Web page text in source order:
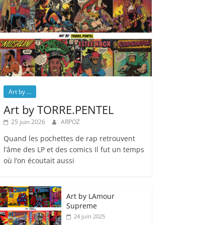
Art by ...
Art by TORRE.PENTEL
25 juin 2026 ARPOZ
Quand les pochettes de rap retrouvent
l’âme des LP et des comics Il fut un temps
où l’on écoutait aussi
Art by LAmour
Supreme
24 juin 2025